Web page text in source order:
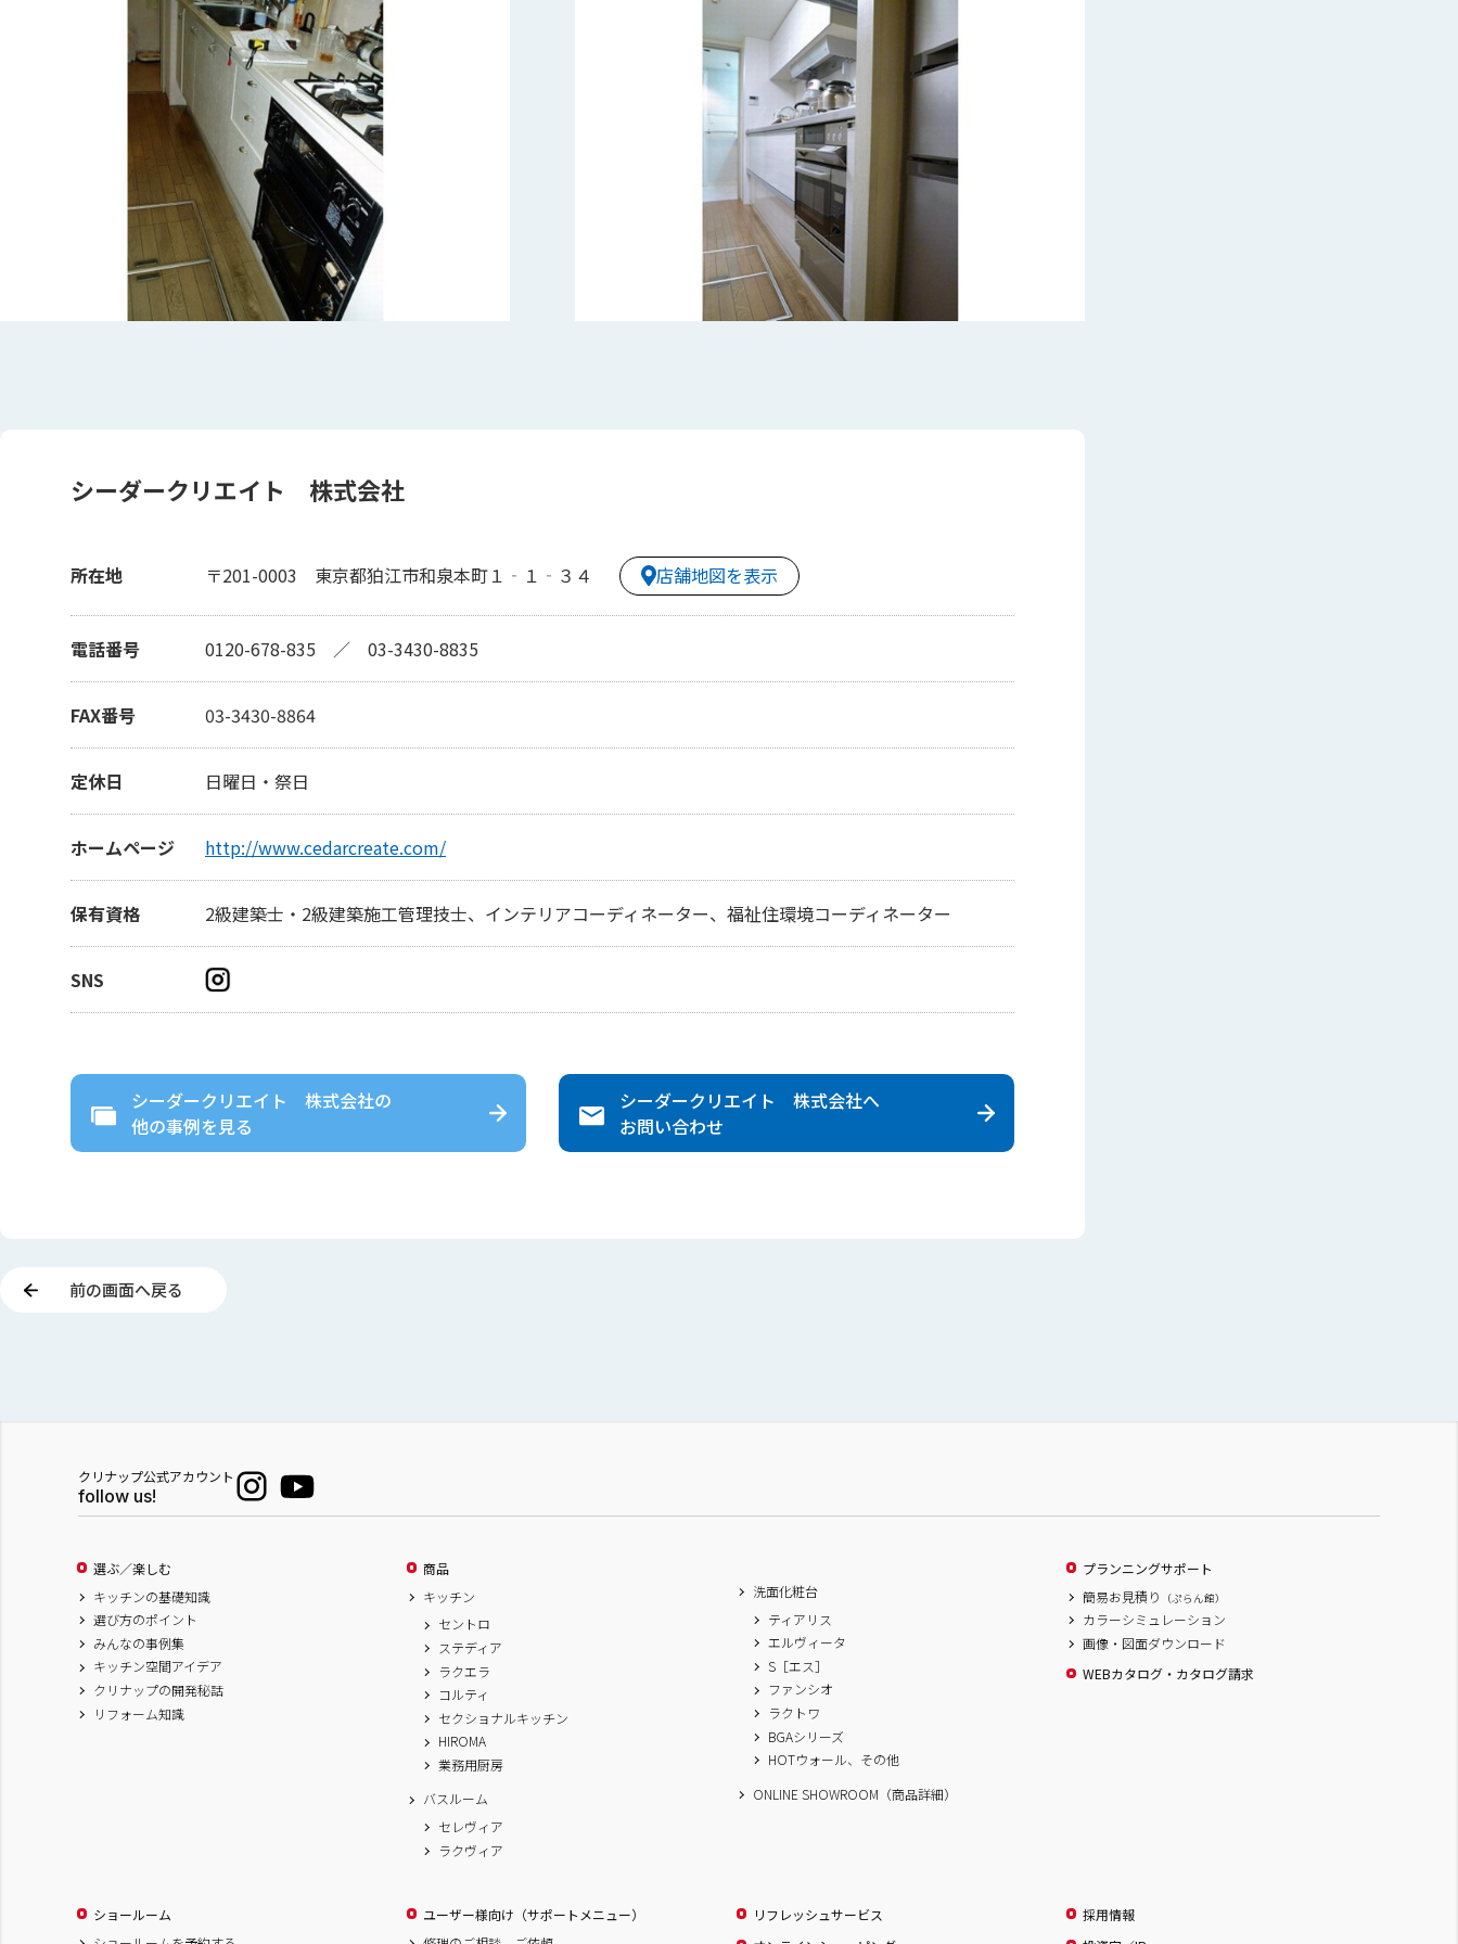
シーダークリエイト 株式会社
所在地 〒201-0003 東京都狛江市和泉本町１‐１‐３４ 店舗地図を表示
電話番号 0120-678-835 ／ 03-3430-8835
FAX番号 03-3430-8864
定休日 日曜日・祭日
ホームページ http://www.cedarcreate.com/
保有資格 2級建築士・2級建築施工管理技士、インテリアコーディネーター、福祉住環境コーディネーター
SNS
シーダークリエイト 株式会社の
他の事例を見る
シーダークリエイト 株式会社へ
お問い合わせ
前の画面へ戻る
クリナップ公式アカウント
follow us!
選ぶ／楽しむ
キッチンの基礎知識
選び方のポイント
みんなの事例集
キッチン空間アイデア
クリナップの開発秘話
リフォーム知識
商品
キッチン
セントロ
ステディア
ラクエラ
コルティ
セクショナルキッチン
HIROMA
業務用厨房
バスルーム
セレヴィア
ラクヴィア
洗面化粧台
ティアリス
エルヴィータ
S［エス］
ファンシオ
ラクトワ
BGAシリーズ
HOTウォール、その他
ONLINE SHOWROOM（商品詳細）
プランニングサポート
簡易お見積り
（ぷらん館）
カラーシミュレーション
画像・図面ダウンロード
WEBカタログ・カタログ請求
ショールーム
ユーザー様向け（サポートメニュー）
リフレッシュサービス
採用情報